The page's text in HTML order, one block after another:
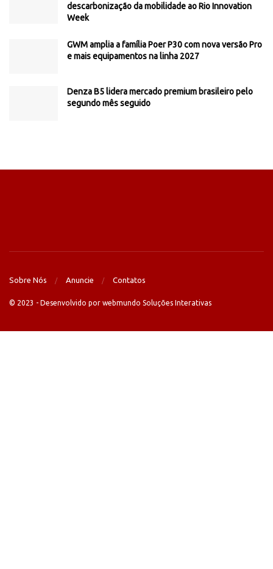
descarbonização da mobilidade ao Rio Innovation
Week
GWM amplia a família Poer P30 com nova versão Pro
e mais equipamentos na linha 2027
Denza B5 lidera mercado premium brasileiro pelo
segundo mês seguido
Sobre Nós Anuncie Contatos
© 2023 - Desenvolvido por webmundo Soluções Interativas